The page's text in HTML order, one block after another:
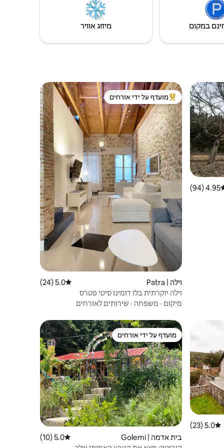
במקום מיזוג אוויר
ממוצע של 4.95 מתוך 5, 94 ביקורות
4.95 (94)
מוביל בקרב נכסים מועדפים על ידי אורחים
מועדף על ידי אורחים
וילה | Patra דירוג ממוצע של 5.0 מתוך 5, 24 ביקורות
5.0 (24)
וילה יוקרתית בלו דומינו סיטי פטרס
מיקום · משפחה · שירותים לאורחים
דירוג ממוצע של 5.0 מתוך 5, 23 ביקורות
5.0 (23)
מועדף על ידי אורחים
מועדף על ידי אורחים
בית אדמה | Golemi דירוג ממוצע של 5.0 מתוך 5, 10 ביקורות
5.0 (10)